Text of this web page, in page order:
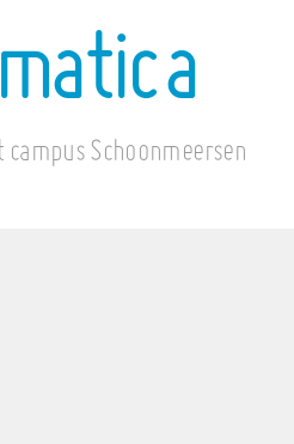
Schoonmeersen